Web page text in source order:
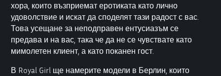
хора, които възприемат еротиката като лично
удоволствие и искат да споделят тази радост с вас.
Това усещане за неподправен ентусиазъм се
предава и на вас, така че да не се чувствате като
мимолетен клиент, а като поканен гост.
В Royal Girl ще намерите модели в Берлин, които